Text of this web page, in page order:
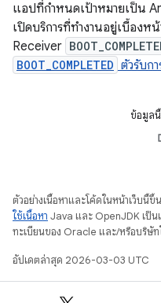
แอปที่กำหนดเป้าหมายเป็น
เปิดบริการที่ทำงานอยู่เบื้องห
Receiver
BOOT_COMPLETED ตัวรับก
ข้อมูล
ตัวอย่างเนื้อหาและโค้ดในหน้าเว็บนี้
ใช้เนื้อหา Java และ OpenJDK เป็น
ทะเบียนของ Oracle และ/หรือบริษัท
อัปเดตล่าสุด 2026-03-03 UTC